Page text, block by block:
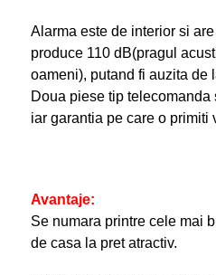
Alarma este de interior si
produce 110 dB(pragul
oameni), putand fi auzita de
Doua piese tip
iar garantia pe care o primiti
Avantaje:
Se numara printre cele mai
de casa la pret atractiv.